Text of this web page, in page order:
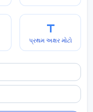
પ્રથમ અક્ષર મોટો